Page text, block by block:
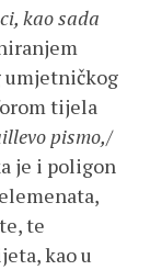
kao sada
umjetničkog
tijela
pismo,/
je i poligon
te
kao u